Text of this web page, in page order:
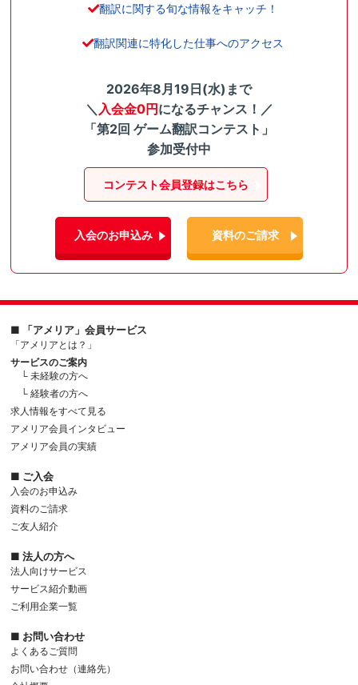
翻訳に関する旬な情報をキャッチ！
翻訳関連に特化した仕事へのアクセス
2026年8月19日(水)まで
＼ 入会金0円になるチャンス！／
「第2回 ゲーム翻訳コンテスト」
参加受付中
コンテスト会員登録はこちら
入会のお申込み 資料のご請求
■ 「アメリア」会員サービス
「アメリアとは？」
サービスのご案内
└ 未経験の方へ
└ 経験者の方へ
求人情報をすべて見る
アメリア会員インタビュー
アメリア会員の実績
■ ご入会
入会のお申込み
資料のご請求
ご友人紹介
■ 法人の方へ
法人向けサービス
サービス紹介動画
ご利用企業一覧
■ お問い合わせ
よくあるご質問
お問い合わせ（連絡先）